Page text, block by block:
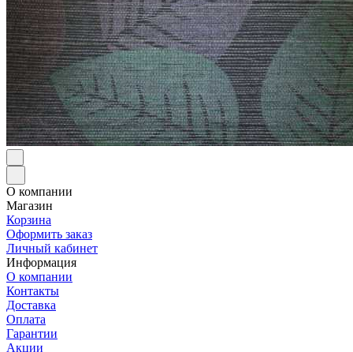
О компании
Магазин
Корзина
Оформить заказ
Личный кабинет
Информация
О компании
Контакты
Доставка
Оплата
Гарантии
Акции